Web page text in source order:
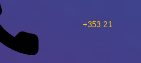
+353 21